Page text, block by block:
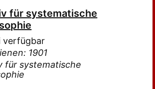
für systematische
verfügbar
1901
für systematische